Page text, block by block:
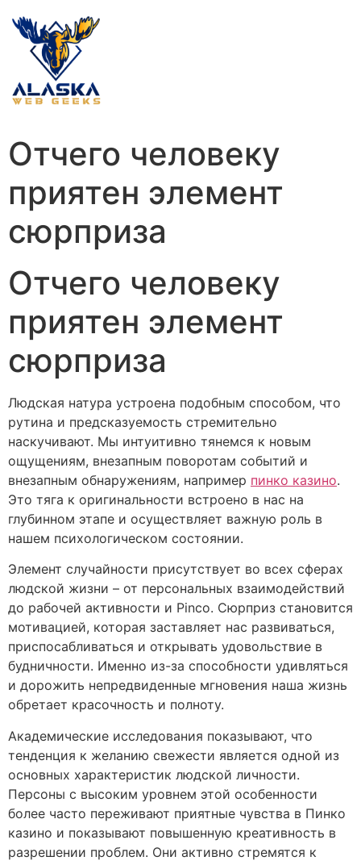
Отчего человеку
приятен элемент
сюрприза
Отчего человеку
приятен элемент
сюрприза
Людская натура устроена подобным способом, что
рутина и предсказуемость стремительно
наскучивают. Мы интуитивно тянемся к новым
ощущениям, внезапным поворотам событий и
внезапным обнаружениям, например пинко казино.
Это тяга к оригинальности встроено в нас на
глубинном этапе и осуществляет важную роль в
нашем психологическом состоянии.
Элемент случайности присутствует во всех сферах
людской жизни – от персональных взаимодействий
до рабочей активности и Pinco. Сюрприз становится
мотивацией, которая заставляет нас развиваться,
приспосабливаться и открывать удовольствие в
будничности. Именно из-за способности удивляться
и дорожить непредвиденные мгновения наша жизнь
обретает красочность и полноту.
Академические исследования показывают, что
тенденция к желанию свежести является одной из
основных характеристик людской личности.
Персоны с высоким уровнем этой особенности
более часто переживают приятные чувства в Пинко
казино и показывают повышенную креативность в
разрешении проблем. Они активно стремятся к